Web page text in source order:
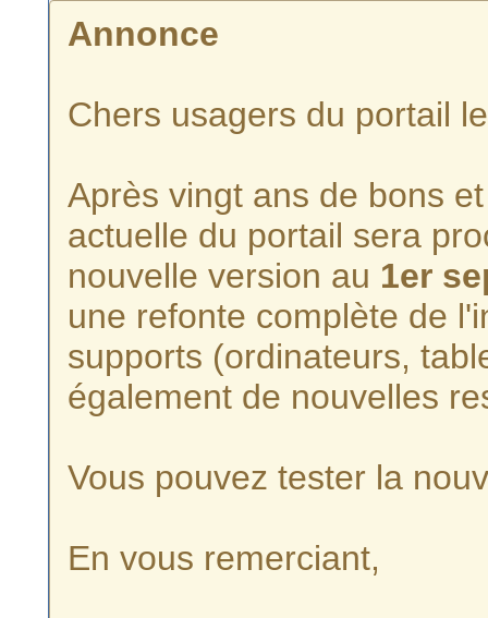
Annonce
Chers usagers du portail
Après vingt ans de bons
actuelle du portail sera
nouvelle version au 1er
une refonte complète de
supports (ordinateurs,
également de nouvelles
Vous pouvez tester la
En vous remerciant,